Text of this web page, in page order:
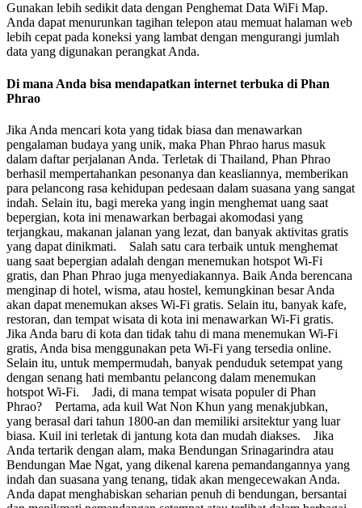
Gunakan lebih sedikit data dengan Penghemat Data WiFi Map.
Anda dapat menurunkan tagihan telepon atau memuat halaman web
lebih cepat pada koneksi yang lambat dengan mengurangi jumlah
data yang digunakan perangkat Anda.
Di mana Anda bisa mendapatkan internet terbuka di Phan
Phrao
Jika Anda mencari kota yang tidak biasa dan menawarkan
pengalaman budaya yang unik, maka Phan Phrao harus masuk
dalam daftar perjalanan Anda. Terletak di Thailand, Phan Phrao
berhasil mempertahankan pesonanya dan keasliannya, memberikan
para pelancong rasa kehidupan pedesaan dalam suasana yang sangat
indah. Selain itu, bagi mereka yang ingin menghemat uang saat
bepergian, kota ini menawarkan berbagai akomodasi yang
terjangkau, makanan jalanan yang lezat, dan banyak aktivitas gratis
yang dapat dinikmati. Salah satu cara terbaik untuk menghemat
uang saat bepergian adalah dengan menemukan hotspot Wi-Fi
gratis, dan Phan Phrao juga menyediakannya. Baik Anda berencana
menginap di hotel, wisma, atau hostel, kemungkinan besar Anda
akan dapat menemukan akses Wi-Fi gratis. Selain itu, banyak kafe,
restoran, dan tempat wisata di kota ini menawarkan Wi-Fi gratis.
Jika Anda baru di kota dan tidak tahu di mana menemukan Wi-Fi
gratis, Anda bisa menggunakan peta Wi-Fi yang tersedia online.
Selain itu, untuk mempermudah, banyak penduduk setempat yang
dengan senang hati membantu pelancong dalam menemukan
hotspot Wi-Fi. Jadi, di mana tempat wisata populer di Phan
Phrao? Pertama, ada kuil Wat Non Khun yang menakjubkan,
yang berasal dari tahun 1800-an dan memiliki arsitektur yang luar
biasa. Kuil ini terletak di jantung kota dan mudah diakses. Jika
Anda tertarik dengan alam, maka Bendungan Srinagarindra atau
Bendungan Mae Ngat, yang dikenal karena pemandangannya yang
indah dan suasana yang tenang, tidak akan mengecewakan Anda.
Anda dapat menghabiskan seharian penuh di bendungan, bersantai